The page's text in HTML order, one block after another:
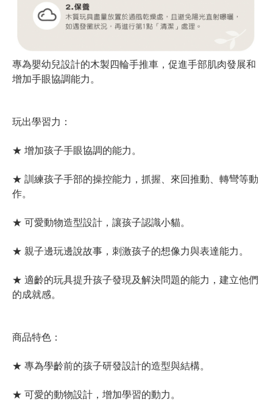
專為嬰幼兒設計的木製四輪手推車，促進手部肌肉發展和
增加手眼協調能力。
玩出學習力：
★ 增加孩子手眼協調的能力。
★ 訓練孩子手部的操控能力，抓握、來回推動、轉彎等動
作。
★ 可愛動物造型設計，讓孩子認識小貓。
★ 親子邊玩邊說故事，刺激孩子的想像力與表達能力。
★ 適齡的玩具提升孩子發現及解決問題的能力，建立他們
的成就感。
商品特色：
★ 專為學齡前的孩子研發設計的造型與結構。
★ 可愛的動物設計，增加學習的動力。